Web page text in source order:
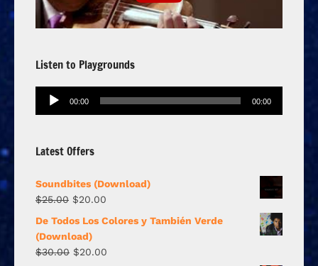
Listen to Playgrounds
Audio
Player
00:00 00:00
Latest Offers
Soundbites (Download)
$25.00 $20.00
De Todos Los Colores y También Verde
(Download)
$30.00 $20.00